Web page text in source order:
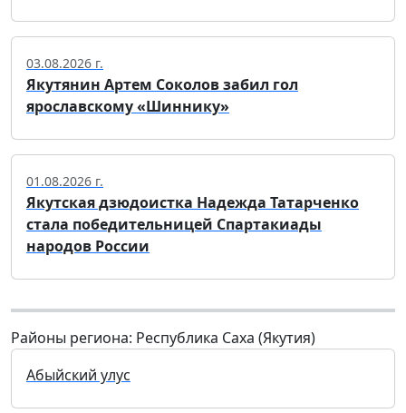
03.08.2026 г.
Якутянин Артем Соколов забил гол
ярославскому «Шиннику»
01.08.2026 г.
Якутская дзюдоистка Надежда Татарченко
стала победительницей Спартакиады
народов России
Районы региона: Республика Саха (Якутия)
Абыйский улус